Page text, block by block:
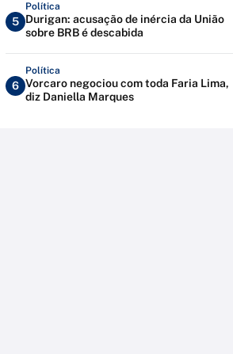
5
Política
Durigan: acusação de inércia da União
sobre BRB é descabida
6
Política
Vorcaro negociou com toda Faria Lima,
diz Daniella Marques